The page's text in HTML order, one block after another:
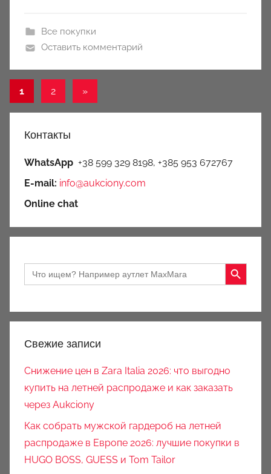
Все покупки
Оставить комментарий
Пагинация
записей
1 2
Следующие
»
Контакты
WhatsApp +38 599 329 8198, +385 953 672767
E-mail: info@aukciony.com
Online chat
Search
for:
Search Button
Свежие записи
Снижение цен в Zara Italia 2026: что выгодно
купить на летней распродаже и как заказать
через Aukciony
Как собрать мужской гардероб на летней
распродаже в Европе 2026: лучшие покупки в
HUGO BOSS, GUESS и Tom Tailor